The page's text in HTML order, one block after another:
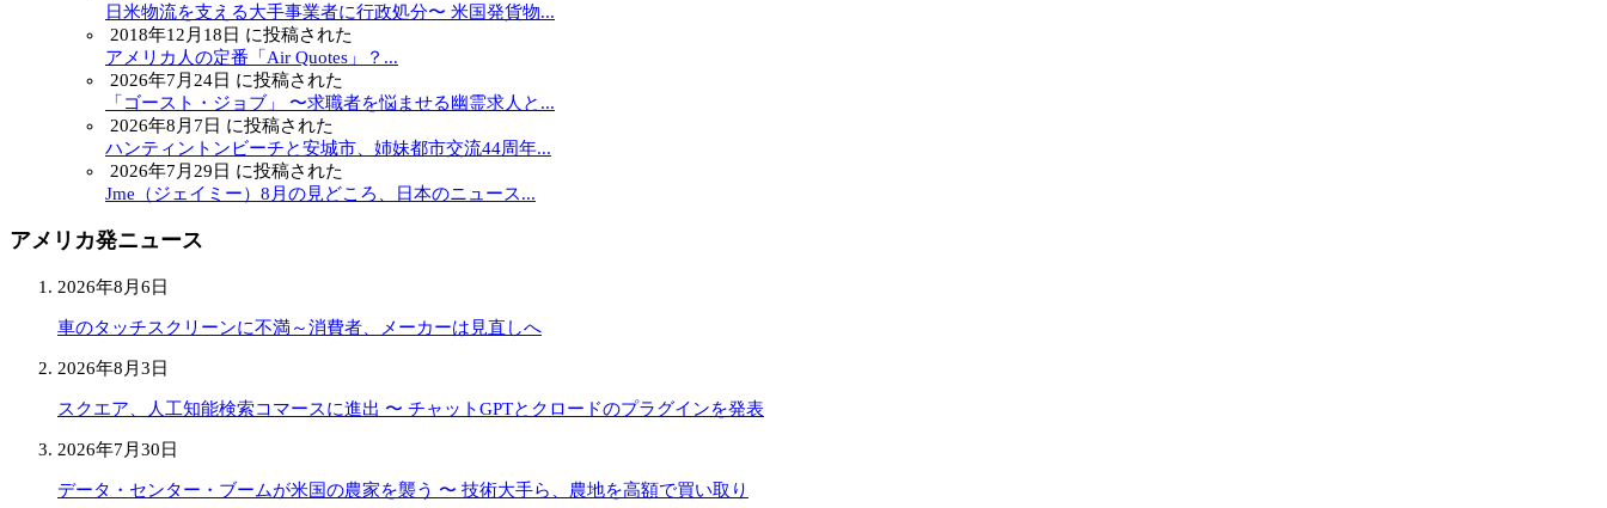
日米物流を支える大手事業者に行政処分〜 米国発貨物...
2018年12月18日 に投稿された
アメリカ人の定番「Air Quotes」？...
2026年7月24日 に投稿された
「ゴースト・ジョブ」 〜求職者を悩ませる幽霊求人と...
2026年8月7日 に投稿された
ハンティントンビーチと安城市、姉妹都市交流44周年...
2026年7月29日 に投稿された
Jme（ジェイミー）8月の見どころ、日本のニュース...
アメリカ発ニュース
2026年8月6日
車のタッチスクリーンに不満～消費者、メーカーは見直しへ
2026年8月3日
スクエア、人工知能検索コマースに進出 〜 チャットGPTとクロードのプラグインを発表
2026年7月30日
データ・センター・ブームが米国の農家を襲う 〜 技術大手ら、農地を高額で買い取り